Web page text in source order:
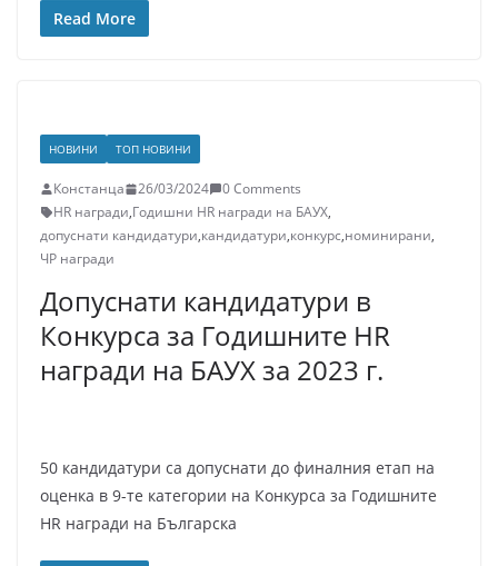
Read More
НОВИНИ ТОП НОВИНИ
Констанца 26/03/2024
0 Comments
HR награди,Годишни HR награди на БАУХ,
допуснати кандидатури,кандидатури,конкурс,номинирани,
ЧР награди
Допуснати кандидатури в
Конкурса за Годишните HR
награди на БАУХ за 2023 г.
50 кандидатури са допуснати до финалния етап на
оценка в 9-те категории на Конкурса за Годишните
HR награди на Българска